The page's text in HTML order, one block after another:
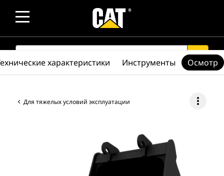
SEARCH search
Для тяжелых условий эксплуатации more_vert
характеристики Инструменты Осмотр